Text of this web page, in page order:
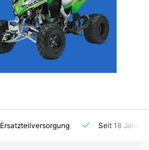
Ersatzteilversorgung Seit 18